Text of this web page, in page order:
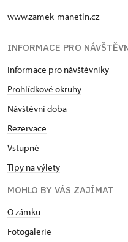
www.zamek-manetin.cz
INFORMACE PRO
Informace pro návštěvníky
Prohlídkové okruhy
Návštěvní doba
Rezervace
Vstupné
Tipy na výlety
MOHLO BY VÁS ZAJÍMAT
O zámku
Fotogalerie